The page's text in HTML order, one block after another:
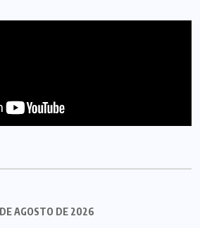
AGOSTO DE 2026